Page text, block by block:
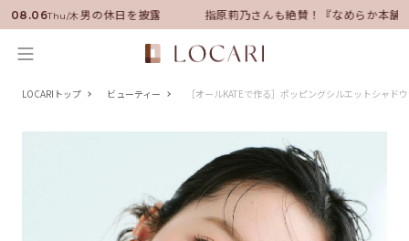
08.06Thu/木
就任！いい男の休日を披露 指原莉乃さんも絶賛！『なめらか本舗
LOCARIトップ ビューティー ［オールKATEで作る］ポッピングシルエットシャド